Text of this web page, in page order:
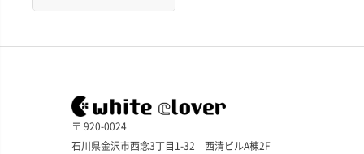
〒 920-0024
石川県金沢市西念3丁目1-32 西清ビルA棟2F